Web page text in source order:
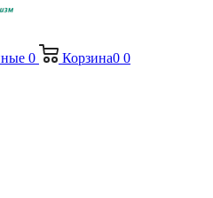
0 Корзина0 0